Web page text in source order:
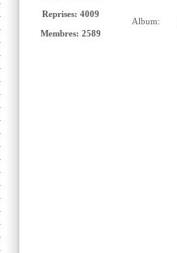
Reprises: 4009
Membres: 2589
Album: